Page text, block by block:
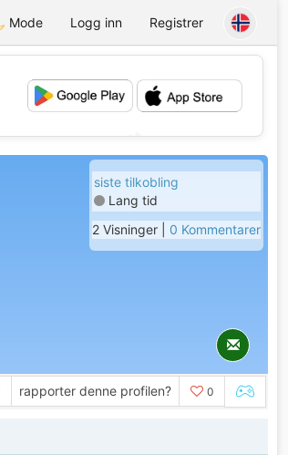
Mode Logg inn Registrer
siste tilkobling
Lang tid
2 Visninger | 0 Kommentarer
rapporter denne profilen? 0